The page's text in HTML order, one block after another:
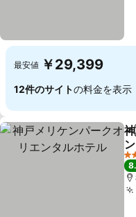
最安値 ￥29,399
12件のサイトの料金を表示
4